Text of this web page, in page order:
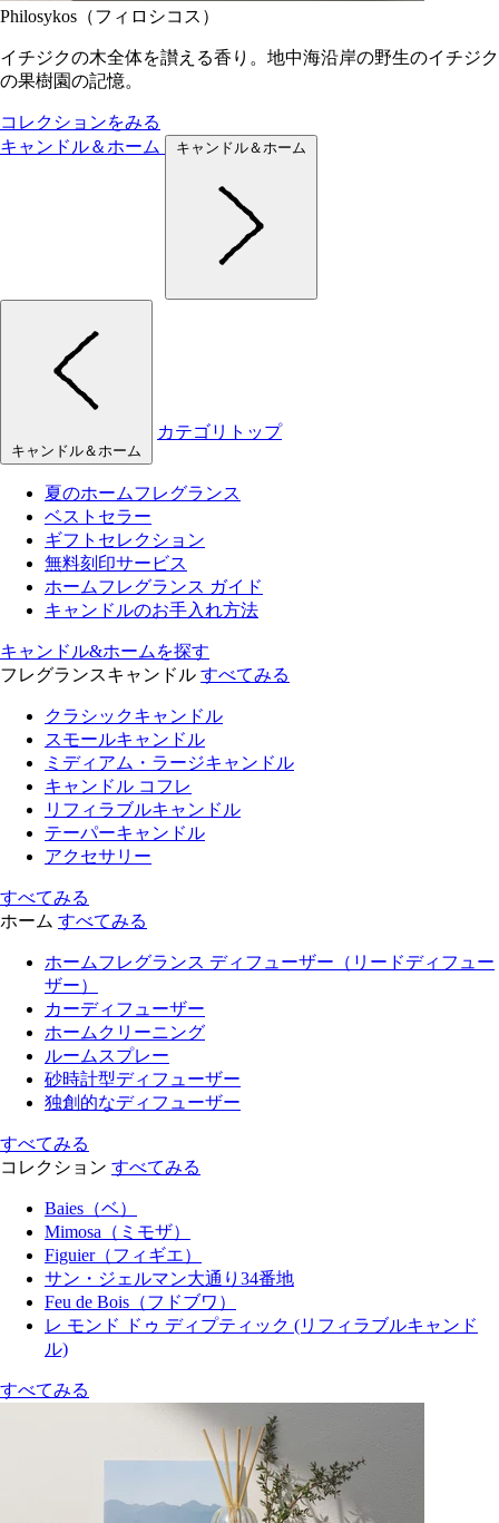
Philosykos（フィロシコス）
イチジクの木全体を讃える香り。地中海沿岸の野生のイチジク
の果樹園の記憶。
コレクションをみる
キャンドル＆ホーム
キャンドル＆ホーム
キャンドル＆ホーム
カテゴリトップ
夏のホームフレグランス
ベストセラー
ギフトセレクション
無料刻印サービス
ホームフレグランス ガイド
キャンドルのお手入れ方法
キャンドル&ホームを探す
フレグランスキャンドル すべてみる
クラシックキャンドル
スモールキャンドル
ミディアム・ラージキャンドル
キャンドル コフレ
リフィラブルキャンドル
テーパーキャンドル
アクセサリー
すべてみる
ホーム すべてみる
ホームフレグランス ディフューザー（リードディフュー
ザー）
カーディフューザー
ホームクリーニング
ルームスプレー
砂時計型ディフューザー
独創的なディフューザー
すべてみる
コレクション すべてみる
Baies（ベ）
Mimosa（ミモザ）
Figuier（フィギエ）
サン・ジェルマン大通り34番地
Feu de Bois（フドブワ）
レ モンド ドゥ ディプティック (リフィラブルキャンド
ル)
すべてみる